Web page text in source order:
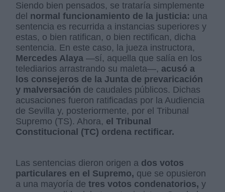
Siendo bien pensados, se trataría simplemente
del normal funcionamiento de la justicia: una
sentencia es recurrida a instancias superiores y
estas, o bien ratifican, o bien rectifican, dicha
sentencia. En este caso, la jueza instructora,
Mercedes Alaya —sí, aquella que salía en los
telediarios arrastrando su maleta—, acusó a
los consejeros de la Junta de prevaricación
y malversación de caudales públicos. Dichas
acusaciones fueron ratificadas por la Audiencia
de Sevilla y, posteriormente, por el Tribunal
Supremo (TS). Ahora, el Tribunal
Constitucional (TC) ordena rectificar.
Las sentencias dieron origen a dos votos
particulares en el Supremo, que se opusieron
a una mayoría detres votos condenatorios, y